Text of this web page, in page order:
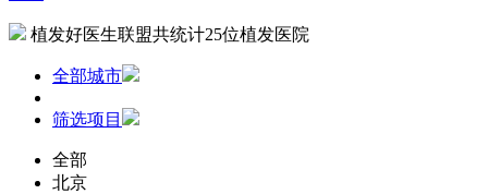
植发好医生联盟共统计25位植发医院
全部城市
筛选项目
全部
北京